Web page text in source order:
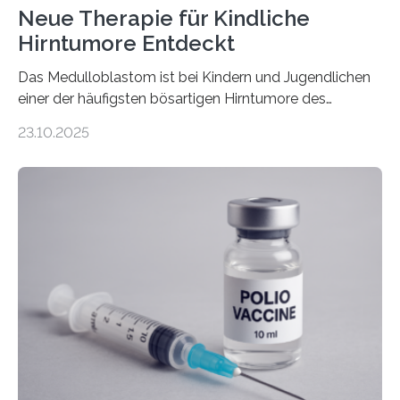
Neue Therapie für Kindliche
Hirntumore Entdeckt
Das Medulloblastom ist bei Kindern und Jugendlichen
einer der häufigsten bösartigen Hirntumore des
Betroffenen können mit heutigen Methoden geheilt
Dringend benötigt werden zielgerichtete Therapien, die
nur Tumorschwachstellen angreifen und normales
Gewebe verschonen. Forschende um Daniel Merk vom
Hertie-Institut für klinische Hirnforschung am
Universitätsklinikum Tübingen haben eine solche
Schwachstelle im Erbgut einer Untergruppe des
Medulloblastoms gefunden. Die Wilhelm Sander-
Stiftung unterstützte das Projekt…
23.10.2025